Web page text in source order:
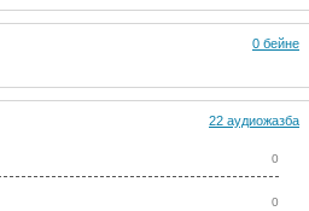
0 бейне
22 аудиожазба
0
0